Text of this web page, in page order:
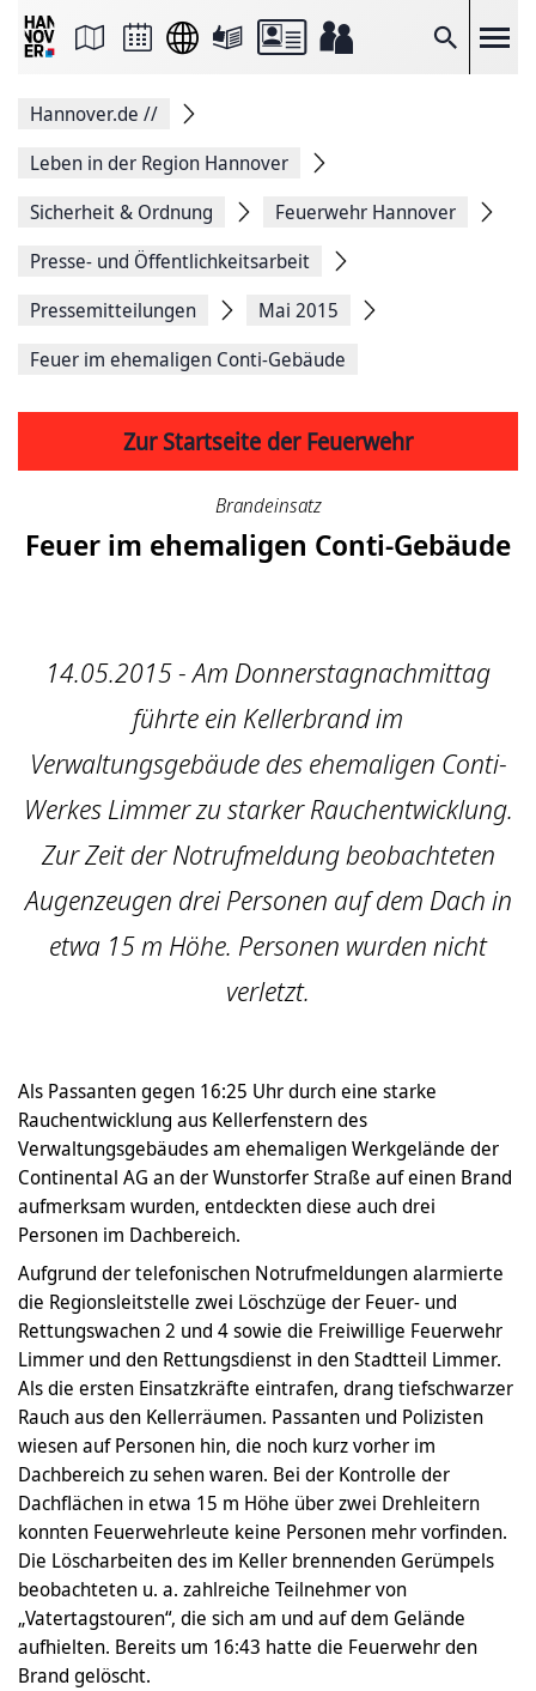
Suche
Seite
Facebook
teilen
Seitenlink
Seite
Hannover.de //
Leben in der Region Hannover
Sicherheit & Ordnung
Feuerwehr Hannover
Presse- und Öffentlichkeitsarbeit
Pressemitteilungen
Mai 2015
Feuer im ehemaligen Conti-Gebäude
Zur Startseite der Feuerwehr
Brandeinsatz
Feuer im ehemaligen Conti-Gebäude
14.05.2015 - Am Donnerstagnachmittag
führte ein Kellerbrand im
Verwaltungsgebäude des ehemaligen Conti-
Werkes Limmer zu starker Rauchentwicklung.
Zur Zeit der Notrufmeldung beobachteten
Augenzeugen drei Personen auf dem Dach in
etwa 15 m Höhe. Personen wurden nicht
verletzt.
Als Passanten gegen 16:25 Uhr durch eine starke
Rauchentwicklung aus Kellerfenstern des
Verwaltungsgebäudes am ehemaligen Werkgelände der
Continental AG an der Wunstorfer Straße auf einen Brand
aufmerksam wurden, entdeckten diese auch drei
Personen im Dachbereich.
Aufgrund der telefonischen Notrufmeldungen alarmierte
die Regionsleitstelle zwei Löschzüge der Feuer- und
Rettungswachen 2 und 4 sowie die Freiwillige Feuerwehr
Limmer und den Rettungsdienst in den Stadtteil Limmer.
Als die ersten Einsatzkräfte eintrafen, drang tiefschwarzer
Rauch aus den Kellerräumen. Passanten und Polizisten
wiesen auf Personen hin, die noch kurz vorher im
Dachbereich zu sehen waren. Bei der Kontrolle der
Dachflächen in etwa 15 m Höhe über zwei Drehleitern
konnten Feuerwehrleute keine Personen mehr vorfinden.
Die Löscharbeiten des im Keller brennenden Gerümpels
beobachteten u. a. zahlreiche Teilnehmer von
„Vatertagstouren“, die sich am und auf dem Gelände
aufhielten. Bereits um 16:43 hatte die Feuerwehr den
Brand gelöscht.